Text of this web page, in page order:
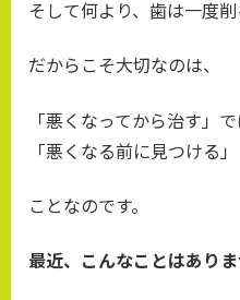
そして何より、歯は一度
だからこそ大切なのは、
「悪くなってから治す」で
「悪くなる前に見つける」
ことなのです。
最近、こんなことはあり